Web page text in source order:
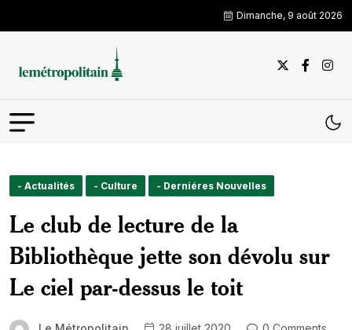
Dimanche, 9 août 2026
- Actualités - Culture - Derniéres Nouvelles
Le club de lecture de la
Bibliothèque jette son dévolu sur
Le ciel par-dessus le toit